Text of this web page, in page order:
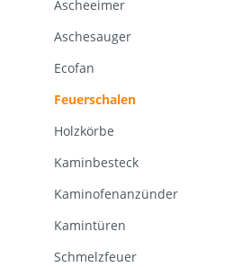
Ascheeimer
Aschesauger
Ecofan
Feuerschalen
Holzkörbe
Kaminbesteck
Kaminofenanzünder
Kamintüren
Schmelzfeuer